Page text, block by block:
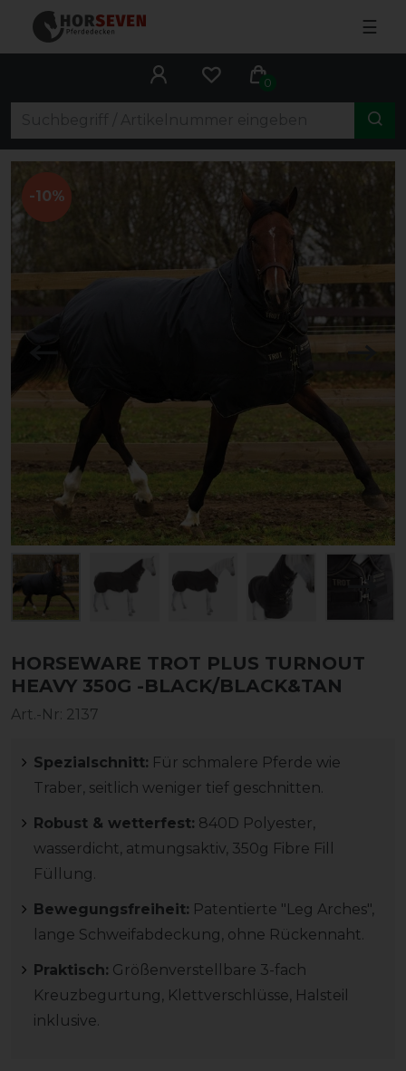
☰
0
-10%
HORSEWARE TROT PLUS TURNOUT
HEAVY 350G -BLACK/BLACK&TAN
Art.-Nr: 2137
Spezialschnitt: Für schmalere Pferde wie
Traber, seitlich weniger tief geschnitten.
Robust & wetterfest: 840D Polyester,
wasserdicht, atmungsaktiv, 350g Fibre Fill
Füllung.
Bewegungsfreiheit: Patentierte "Leg Arches",
lange Schweifabdeckung, ohne Rückennaht.
Praktisch: Größenverstellbare 3-fach
Kreuzbegurtung, Klettverschlüsse, Halsteil
inklusive.